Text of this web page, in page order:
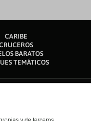
CARIBE
BARATOS
TEMÁTICOS